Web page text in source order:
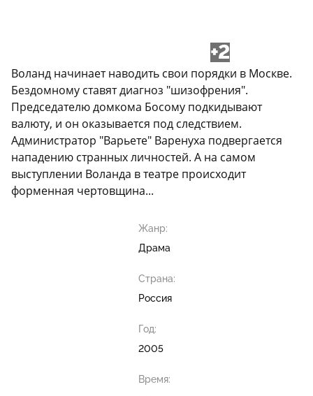
+2
Воланд начинает наводить свои порядки в Москве.
Бездомному ставят диагноз "шизофрения".
Председателю домкома Босому подкидывают
валюту, и он оказывается под следствием.
Администратор "Варьете" Варенуха подвергается
нападению странных личностей. А на самом
выступлении Воланда в театре происходит
форменная чертовщина...
Жанр:
Драма
Страна:
Россия
Год:
2005
Время: